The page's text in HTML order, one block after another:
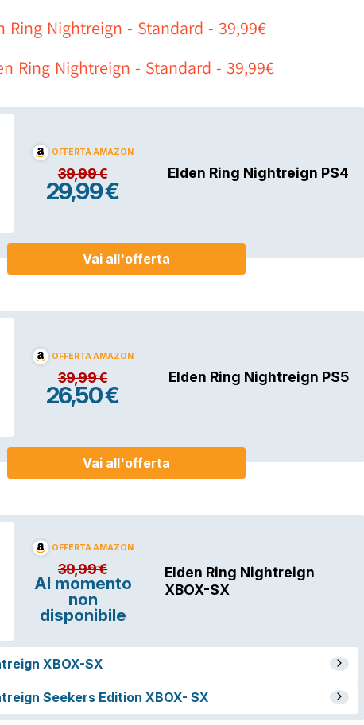
Ring Nightreign - Standard - 39,99€
Ring Nightreign - Standard - 39,99€